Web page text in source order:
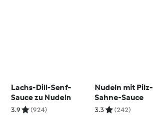
Lachs-Dill-Senf-
Sauce zu Nudeln
3.9 (924)
Nudeln mit Pilz-
Sahne-Sauce
3.3 (242)